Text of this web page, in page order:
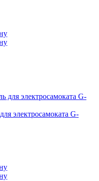
электросамоката G-